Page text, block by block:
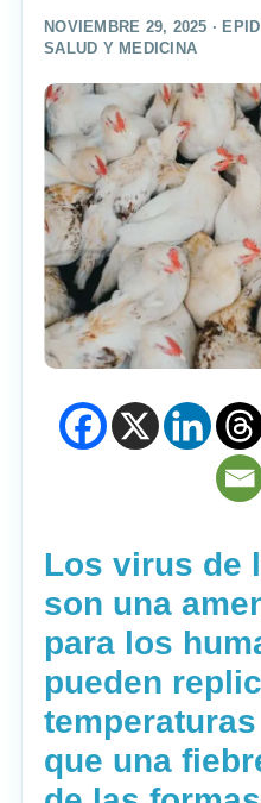
NOVIEMBRE 29, 2025 ·
SALUD Y MEDICINA
Los virus de
son una
para los
pueden
que una